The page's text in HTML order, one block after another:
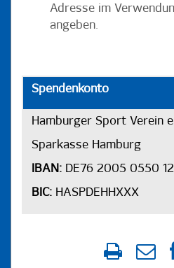
Adresse im
angeben.
Spendenkonto
Hamburger Sport Verein
Sparkasse Hamburg
IBAN: DE76 2005 0550
BIC: HASPDEHHXXX